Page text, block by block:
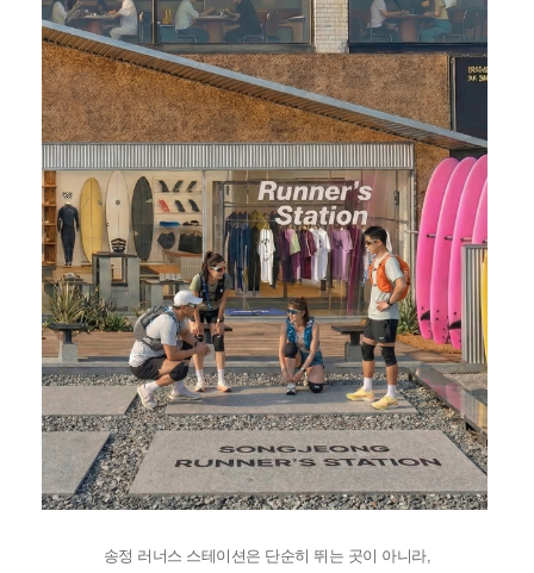
송정 러너스 스테이션은 단순히 뛰는 곳이 아니라,